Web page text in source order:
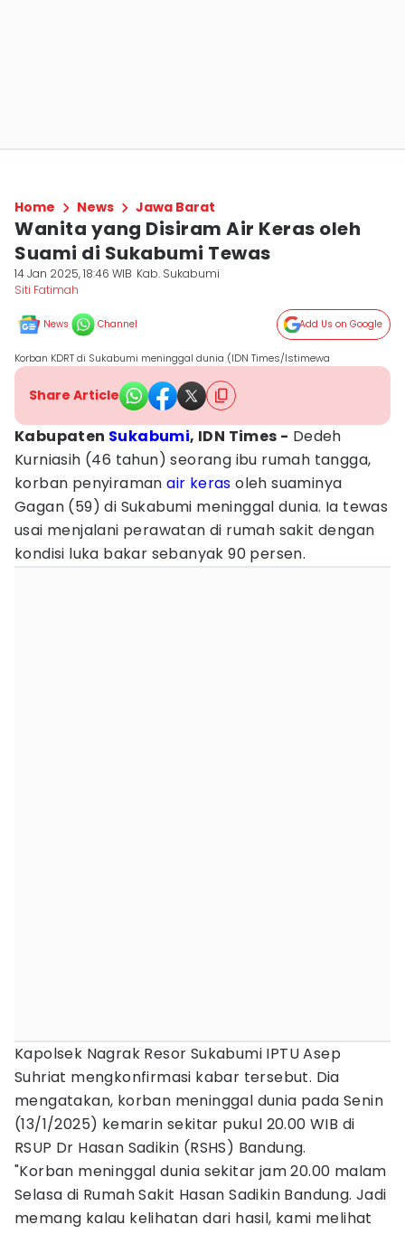
Home News Jawa Barat
Wanita yang Disiram Air Keras oleh
Suami di Sukabumi Tewas
14 Jan 2025, 18:46 WIB Kab. Sukabumi
Siti Fatimah
News Channel Add Us on Google
Korban KDRT di Sukabumi meninggal dunia (IDN Times/Istimewa
Share Article
Kabupaten Sukabumi, IDN Times - Dedeh
Kurniasih (46 tahun) seorang ibu rumah tangga,
korban penyiramanair keras oleh suaminya
Gagan (59) di Sukabumi meninggal dunia. Ia tewas
usai menjalani perawatan di rumah sakit dengan
kondisi luka bakar sebanyak 90 persen.
Kapolsek Nagrak Resor Sukabumi IPTU Asep
Suhriat mengkonfirmasi kabar tersebut. Dia
mengatakan, korban meninggal dunia pada Senin
(13/1/2025) kemarin sekitar pukul 20.00 WIB di
RSUP Dr Hasan Sadikin (RSHS) Bandung.
"Korban meninggal dunia sekitar jam 20.00 malam
Selasa di Rumah Sakit Hasan Sadikin Bandung. Jadi
memang kalau kelihatan dari hasil, kami melihat